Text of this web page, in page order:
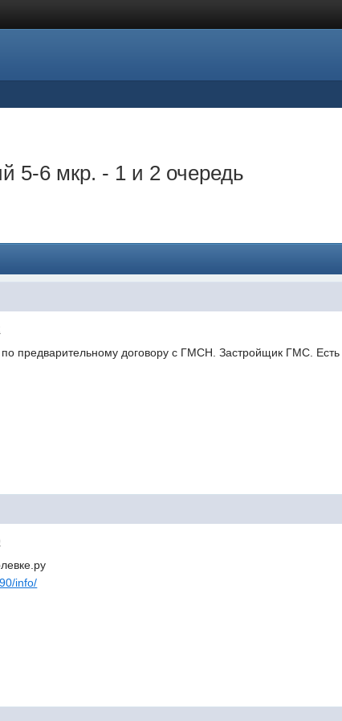
5-6 мкр. - 1 и 2 очередь
по предварительному договору с ГМСН. Застройщик ГМС.
info/